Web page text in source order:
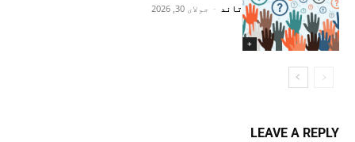
+
تاند - جولای 30, 2026
LEAVE A REPLY